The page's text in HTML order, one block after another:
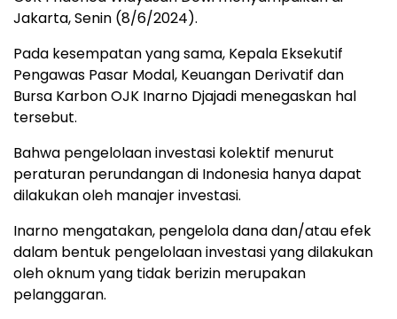
Jakarta, Senin (8/6/2024).
Pada kesempatan yang sama, Kepala Eksekutif
Pengawas Pasar Modal, Keuangan Derivatif dan
Bursa Karbon OJK Inarno Djajadi menegaskan hal
tersebut.
Bahwa pengelolaan investasi kolektif menurut
peraturan perundangan di Indonesia hanya dapat
dilakukan oleh manajer investasi.
Inarno mengatakan, pengelola dana dan/atau efek
dalam bentuk pengelolaan investasi yang dilakukan
oleh oknum yang tidak berizin merupakan
pelanggaran.